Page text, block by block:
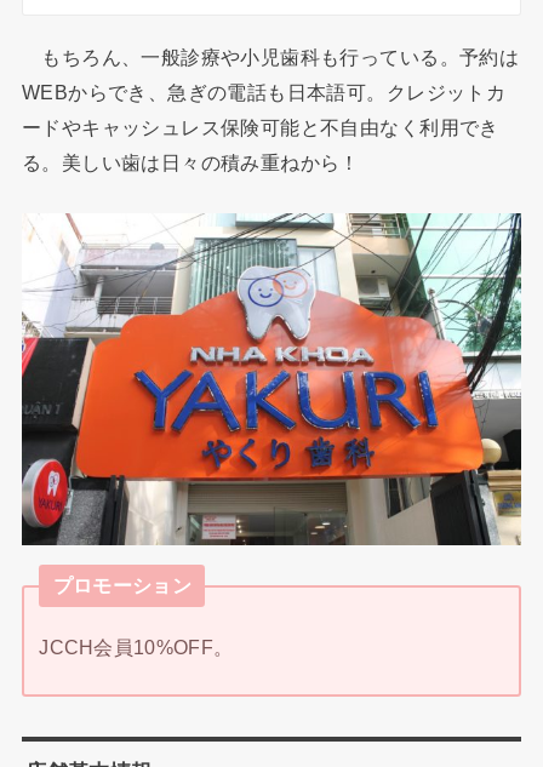
もちろん、一般診療や小児歯科も行っている。予約は
WEBからでき、急ぎの電話も日本語可。クレジットカ
ードやキャッシュレス保険可能と不自由なく利用でき
る。美しい歯は日々の積み重ねから！
プロモーション
JCCH会員10%OFF。